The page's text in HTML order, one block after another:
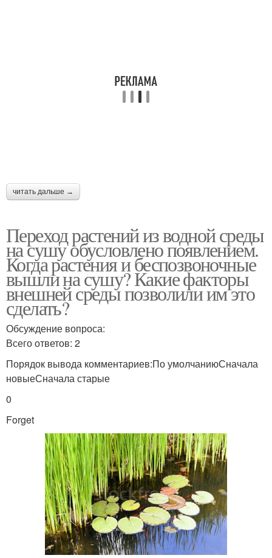
читать дальше →
Переход растений из водной среды
на сушу обусловлено появлением.
Когда растения и беспозвоночные
вышли на сушу? Какие факторы
внешней среды позволили им это
сделать?
Обсуждение вопроса:
Всего ответов: 2
Порядок вывода комментариев:По умолчаниюСначала
новыеСначала старые
0
Forget